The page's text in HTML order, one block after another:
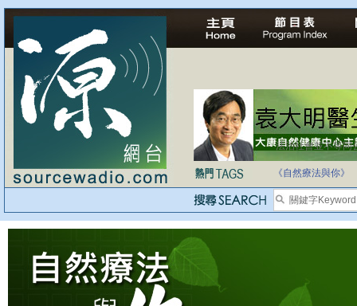
法治社會並不等同
《自然療法與你》